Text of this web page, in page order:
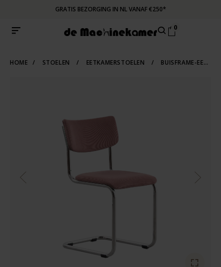
GRATIS BEZORGING IN NL VANAF €250*
0
HOME / STOELEN / EETKAMERSTOELEN / BUISFRAME-EETKAMERSTOELEN